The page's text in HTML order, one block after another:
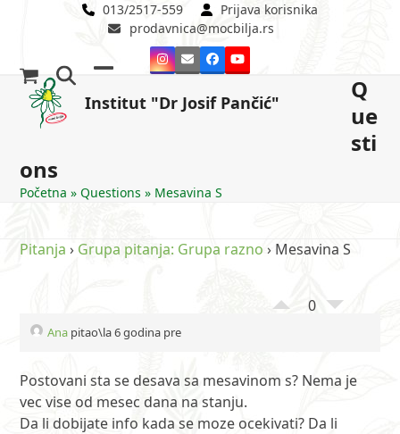
013/2517-559
Prijava korisnika
prodavnica@mocbilja.rs
Instagram
EmailFacebookYouTube
Institut "Dr Josif Pančić"
mobile
mobile
Q
ue
sti
ons
Početna »Questions » Mesavina S
Pitanja › Grupa pitanja: Grupa razno › Mesavina S
0
Ana pitao\la 6 godina pre
Postovani sta se desava sa mesavinom s? Nema je
vec vise od mesec dana na stanju.
Da li dobijate info kada se moze ocekivati? Da li